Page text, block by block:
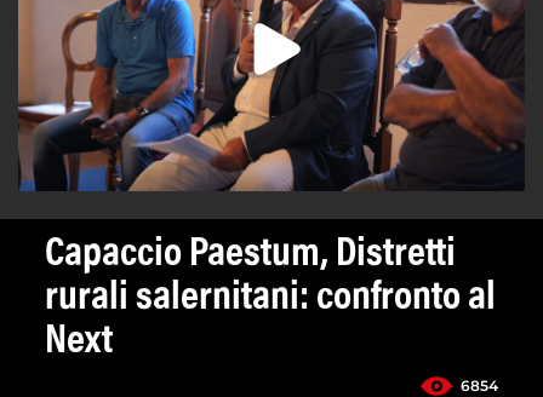
Capaccio Paestum, Distretti
rurali salernitani: confronto al
Next
6854